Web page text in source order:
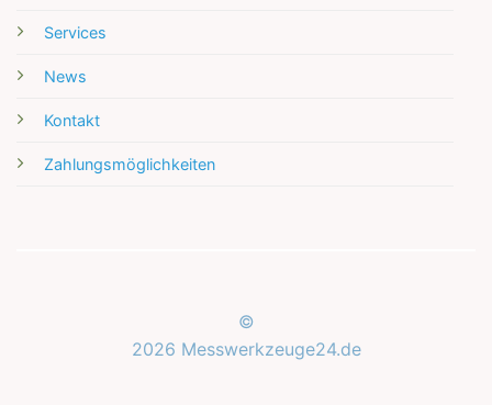
Services
News
Kontakt
Zahlungsmöglichkeiten
©
2026 Messwerkzeuge24.de